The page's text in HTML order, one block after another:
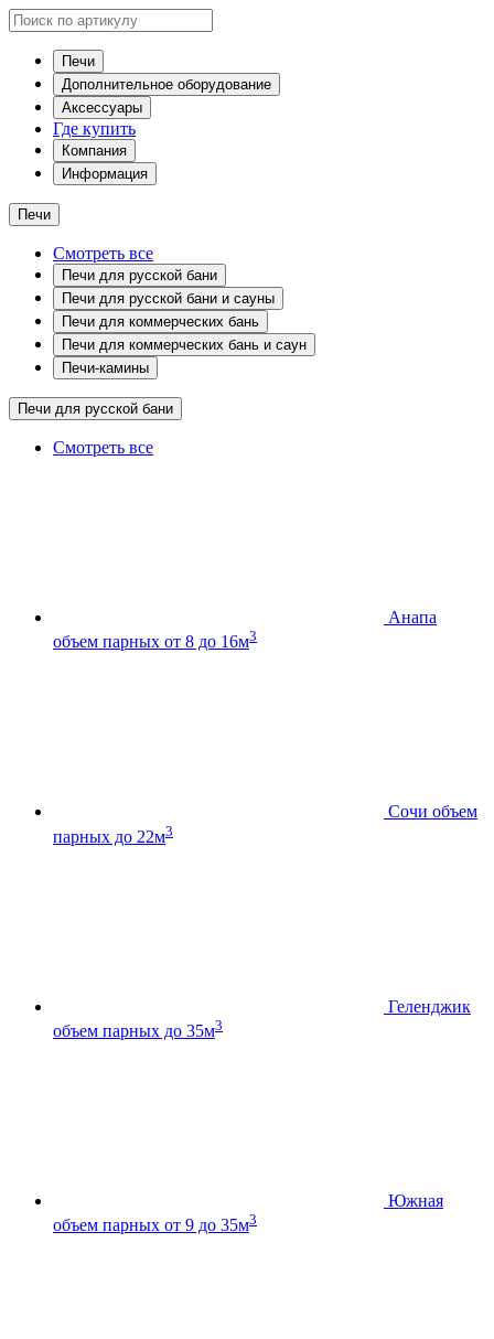
Печи
Дополнительное оборудование
Аксессуары
Где купить
Компания
Информация
Печи
Смотреть все
Печи для русской бани
Печи для русской бани и сауны
Печи для коммерческих бань
Печи для коммерческих бань и саун
Печи-камины
Печи для русской бани
Смотреть все
Анапа
объем парных от 8 до 16м3
Сочи объем
парных до 22м3
Геленджик
объем парных до 35м3
Южная
объем парных от 9 до 35м3